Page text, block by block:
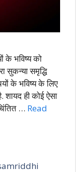
भविष्य को
सुकन्या समृद्धि
के भविष्य के लिए
शायद ही कोई ऐसा
… Read